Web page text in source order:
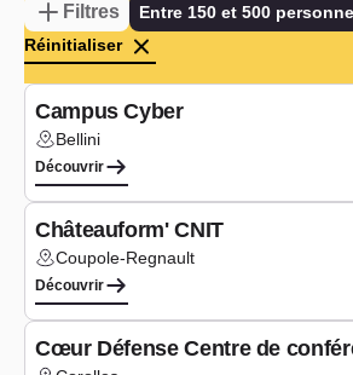
Filtres
Entre 150 et 500
Réinitialiser
Campus Cyber
Lieu :Bellini
Découvrir
Châteauform' CNIT
Lieu :Coupole-Regnault
Découvrir
Cœur Défense Centre de